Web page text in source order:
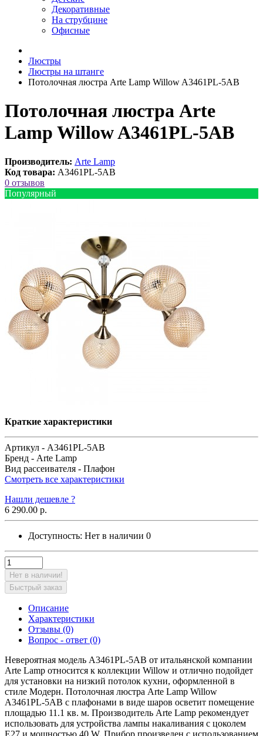
Декоративные
На струбцине
Офисные
Люстры
Люстры на штанге
Потолочная люстра Arte Lamp Willow A3461PL-5AB
Потолочная люстра Arte
Lamp Willow A3461PL-5AB
Производитель: Arte Lamp
Код товара: A3461PL-5AB
0 отзывов
Популярный
Краткие характеристики
Артикул - A3461PL-5AB
Бренд - Arte Lamp
Вид рассеивателя - Плафон
Смотреть все характеристики
Нашли дешевле ?
6 290.00 р.
Доступность: Нет в наличии 0
Нет в наличии!
Быстрый заказ
Описание
Характеристики
Отзывы (0)
Вопрос - ответ (0)
Невероятная модель A3461PL-5AB от итальянской компании
Arte Lamp относится к коллекции Willow и отлично подойдет
для установки на низкий потолок кухни, оформленной в
стиле Модерн. Потолочная люстра Arte Lamp Willow
A3461PL-5AB с плафонами в виде шаров осветит помещение
площадью 11.1 кв. м. Производитель Arte Lamp рекомендует
использовать для устройства лампы накаливания с цоколем
E27 и мощностью 40 W. Прибор произведен с использованием